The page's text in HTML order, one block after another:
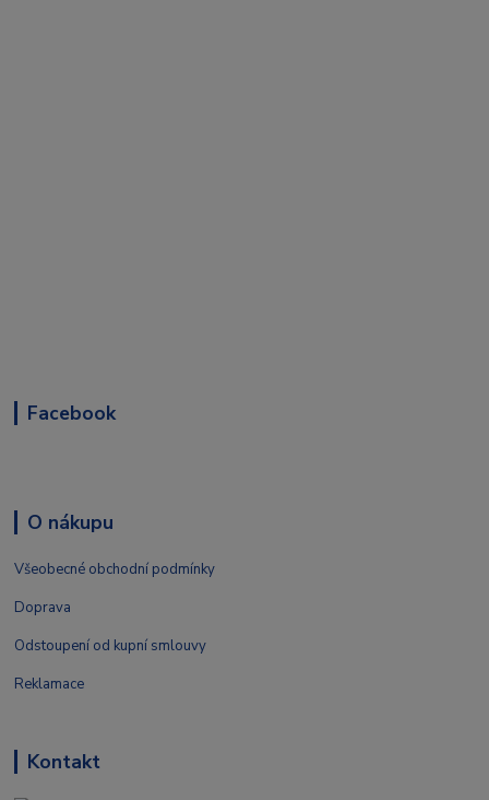
Facebook
O nákupu
Všeobecné obchodní podmínky
Doprava
Odstoupení od kupní smlouvy
Reklamace
Kontakt